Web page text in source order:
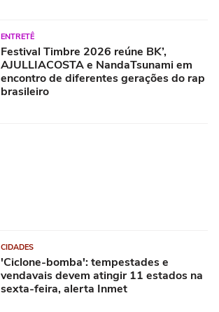
ENTRETÊ
Festival Timbre 2026 reúne BK’,
AJULLIACOSTA e NandaTsunami em
encontro de diferentes gerações do rap
brasileiro
CIDADES
'Ciclone-bomba': tempestades e
vendavais devem atingir 11 estados na
sexta-feira, alerta Inmet